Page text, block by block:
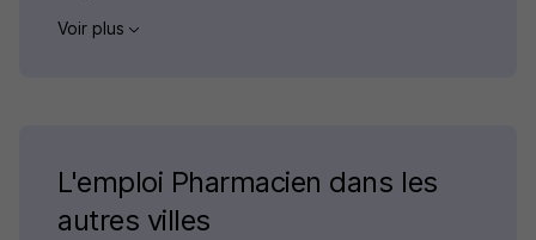
Voir plus
L'emploi Pharmacien dans les
autres villes